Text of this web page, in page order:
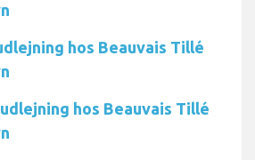
hos Beauvais Tillé
hos Beauvais Tillé